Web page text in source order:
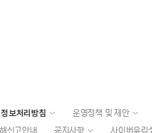
보처리방침 운영정책 및 제안
신고안내 공지사항 사이버윤리